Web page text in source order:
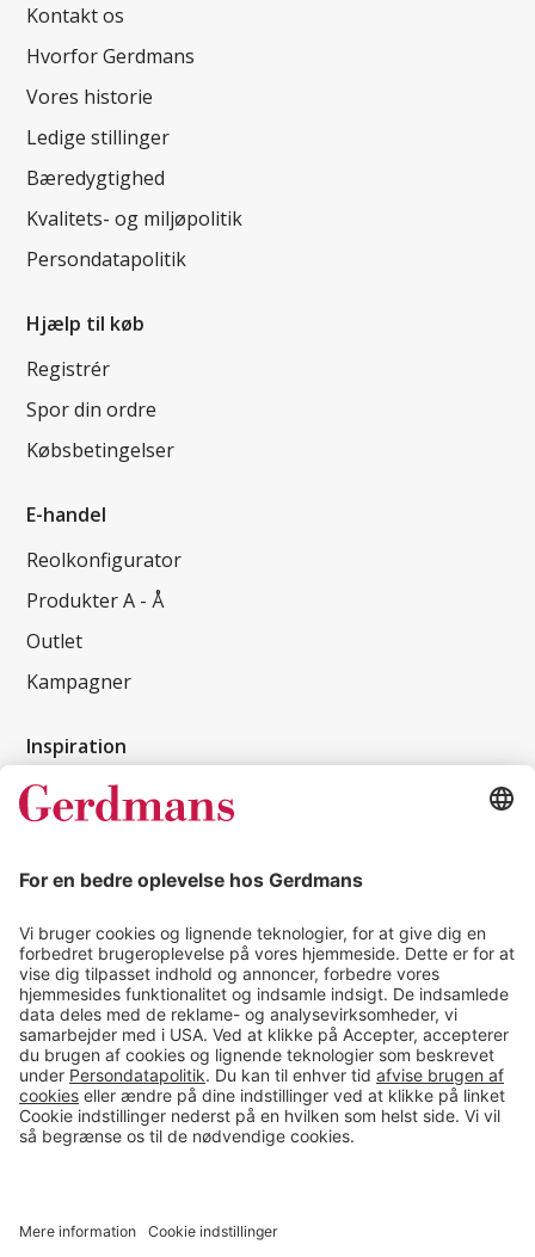
Kontakt os
Hvorfor Gerdmans
Vores historie
Ledige stillinger
Bæredygtighed
Kvalitets- og miljøpolitik
Persondatapolitik
Hjælp til køb
Registrér
Spor din ordre
Købsbetingelser
E-handel
Reolkonfigurator
Produkter A - Å
Outlet
Kampagner
Inspiration
Kundereferencer
Tips & guides
Kontakt
salg@gerdmans.dk
49 18 07 07
Salgsafdeling åbningstider
08.00-16.00
© 2026 Gerdmans Kontor- & Lagerudstyr A/S Alle priser er ekskl.